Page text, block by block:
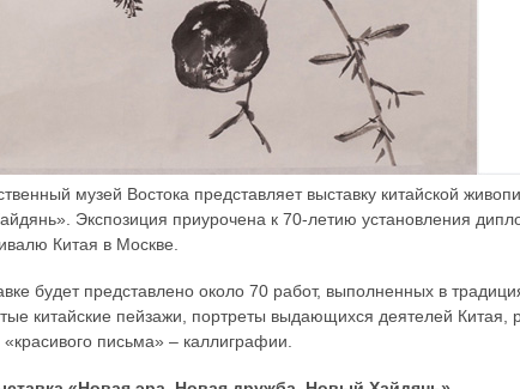
музей Востока представляет выставку китайской
Экспозиция приурочена к 70-летию установления
Китая в Москве.
будет представлено около 70 работ, выполненных в
китайские пейзажи, портреты выдающихся деятелей Китая,
письма» – каллиграфии.